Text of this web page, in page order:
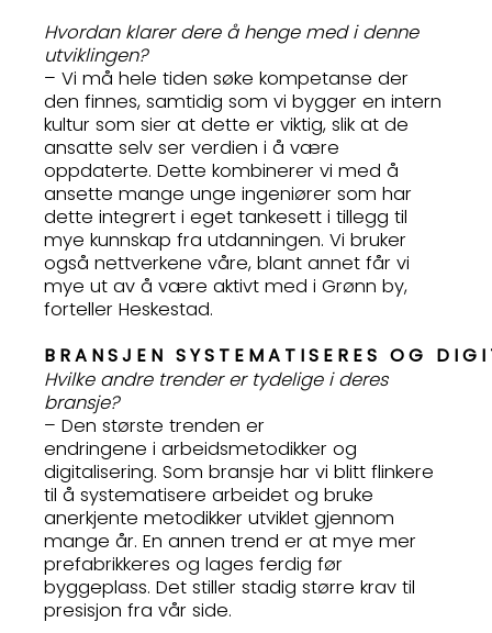
Hvordan klarer dere å henge med i denne
utviklingen?
– Vi må hele tiden søke kompetanse der
den finnes, samtidig som vi bygger en intern
kultur som sier at dette er viktig, slik at de
ansatte selv ser verdien i å være
oppdaterte. Dette kombinerer vi med å
ansette mange unge ingeniører som har
dette integrert i eget tankesett i tillegg til
mye kunnskap fra utdanningen. Vi bruker
også nettverkene våre, blant annet får vi
mye ut av å være aktivt med i Grønn by,
forteller Heskestad.
BRANSJEN SYSTEMATISERES OG
Hvilke andre trender er tydelige i deres
bransje?
– Den største trenden er
endringene i arbeidsmetodikker og
digitalisering. Som bransje har vi blitt flinkere
til å systematisere arbeidet og bruke
anerkjente metodikker utviklet gjennom
mange år. En annen trend er at mye mer
prefabrikkeres og lages ferdig før
byggeplass. Det stiller stadig større krav til
presisjon fra vår side.